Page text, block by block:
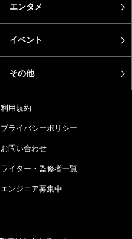
エンタメ
イベント
その他
利用規約
プライバシーポリシー
お問い合わせ
ライター・監修者一覧
エンジニア募集中